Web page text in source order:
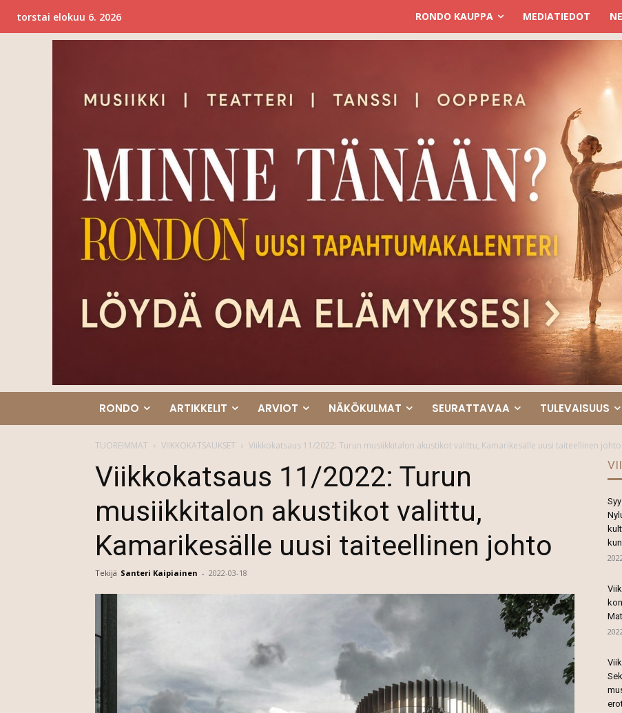
torstai elokuu 6. 2026 RONDO KAUPPA MEDIATIEDOT
RONDO ARTIKKELIT ARVIOT NÄKÖKULMAT SEURATTAVAA TULEVAISUUS
TUOREIMMAT VIIKKOKATSAUKSET Viikkokatsaus 11/2022: Turun musiikkitalon akustikot valittu, Kamarikesälle uusi taiteellinen johto
Viikkokatsaus 11/2022: Turun
musiikkitalon akustikot valittu,
Kamarikesälle uusi taiteellinen johto
Tekijä Santeri Kaipiainen - 2022-03-18